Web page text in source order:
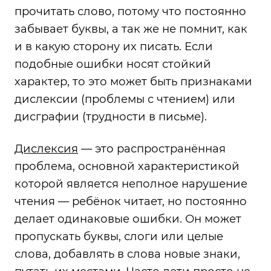
прочитать слово, потому что постоянно
забывает буквы, а так же не помнит, как
и в какую сторону их писать. Если
подобные ошибки носят стойкий
характер, то это может быть признаками
дислексии (проблемы с чтением) или
дисграфии (трудности в письме).
Дислексия — это распространённая
проблема, основной характеристикой
которой является неполное нарушение
чтения — ребёнок читает, но постоянно
делает одинаковые ошибки. Он может
пропускать буквы, слоги или целые
слова, добавлять в слова новые знаки,